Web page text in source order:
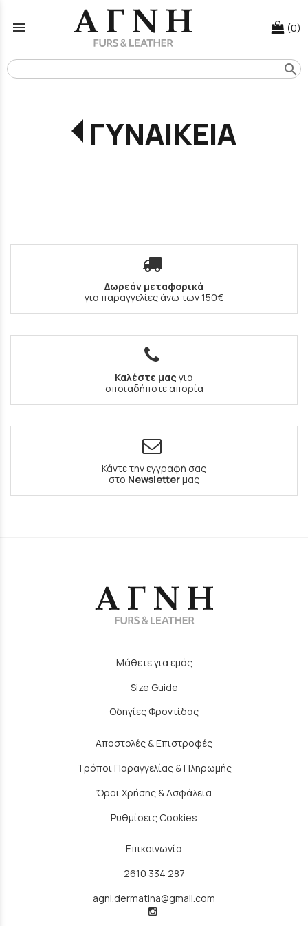
menu (0)
search
ΓΥΝΑΙΚΕΙΑ
Δωρεάν μεταφορικά
για παραγγελίες άνω των 150€
Καλέστε μας για
οποιαδήποτε απορία
Κάντε την εγγραφή σας
στο Newsletterμας
Μάθετε για εμάς
Size Guide
Οδηγίες Φροντίδας
Αποστολές & Επιστροφές
Τρόποι Παραγγελίας & Πληρωμής
Όροι Χρήσης & Ασφάλεια
Ρυθμίσεις Cookies
Επικοινωνία
2610 334 287
agni.dermatina@gmail.com